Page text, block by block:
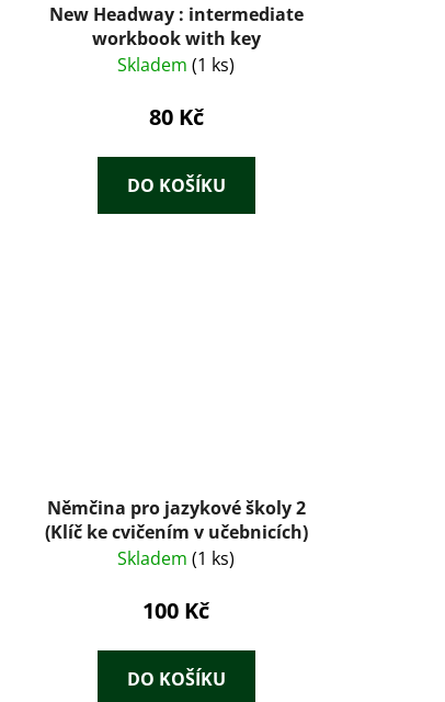
New Headway : intermediate
workbook with key
Skladem(1 ks)
80 Kč
DO KOŠÍKU
Němčina pro jazykové školy 2
(Klíč ke cvičením v učebnicích)
Skladem(1 ks)
100 Kč
DO KOŠÍKU